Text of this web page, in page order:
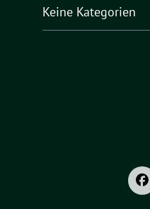
Keine Kategorien